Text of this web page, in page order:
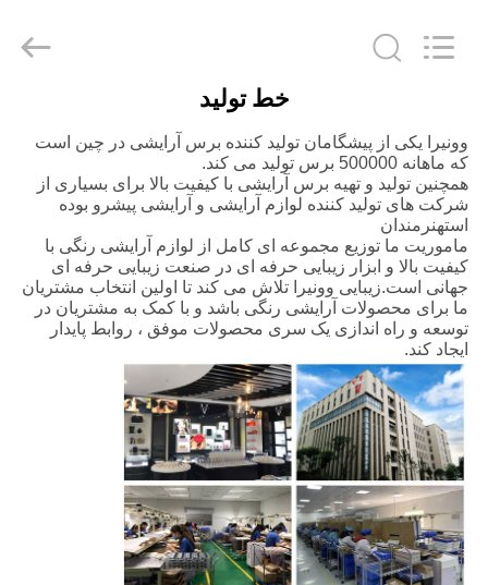
اصلی
محصولات
درباره
ما
تور
کارخانه
کنترل
کیفیت
Cosmetics
خط تولید
وونیرا یکی از پیشگامان تولید کننده برس آرایشی در چین است
که ماهانه 500000 برس تولید می کند.
همچنین تولید و تهیه برس آرایشی با کیفیت بالا برای بسیاری از
شرکت های تولید کننده لوازم آرایشی و آرایشی پیشرو بوده
استهنرمندان
ماموریت ما توزیع مجموعه ای کامل از لوازم آرایشی رنگی با
کیفیت بالا و ابزار زیبایی حرفه ای در صنعت زیبایی حرفه ای
جهانی است.زیبایی وونیرا تلاش می کند تا اولین انتخاب مشتریان
ما برای محصولات آرایشی رنگی باشد و با کمک به مشتریان در
توسعه و راه اندازی یک سری محصولات موفق ، روابط پایدار
ایجاد کند.